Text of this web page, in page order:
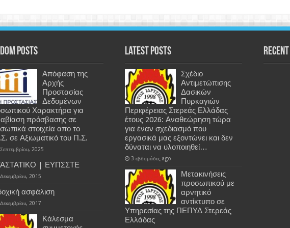
Posts
Απόφαση της
Αρχής
Προστασίας
Δεδομένων
Χαρακτήρα για
πρόσβασης σε
στοιχεία απο το
σε Αξιωματικό του Π.Σ.
2025
| ΕΥΠΣΣΤΕ
2015
ασφάλιση
2017
Κάλεσμα
Latest Posts
Σχέδιο
Αντιμετώπισης
Δασικών
Πυρκαγιών
Περιφέρειας Στερεάς Ελλάδας
έτους 2026: Αναθεώρηση τώρα
για έναν σχεδιασμό που
εργασικά μας εξοντώνει και δεν
δύναται να υλοποιηθεί…
3 εβδομάδες ago
Μετακινήσεις
προσωπικού με
αρνητικό
αντίκτυπο σε
Υπηρεσίας της ΠΕΠΥΔ Στερεάς
Ελλάδας